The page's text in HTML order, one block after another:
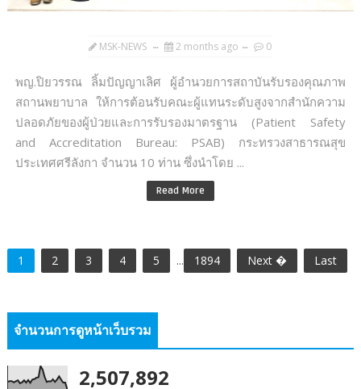
MSK-NEWS 2 months ago 0
พญ.ปิยวรรณ ลิ้มปัญญาเลิศ ผู้อำนวยการสถาบันรับรองคุณภาพ
สถานพยาบาล ให้การต้อนรับคณะผู้แทนระดับสูงจากสำนักความ
ปลอดภัยของผู้ป่วยและการรับรองมาตรฐาน (Patient Safety
and Accreditation Bureau: PSAB) กระทรวงสาธารณสุข
ประเทศศรีลังกา จำนวน 10 ท่าน ซึ่งนำโดย ...
Read More
1 2 3 4 5 ... 1894 Next � Last
จำนวนการดูหน้าเว็บรวม
2,507,892